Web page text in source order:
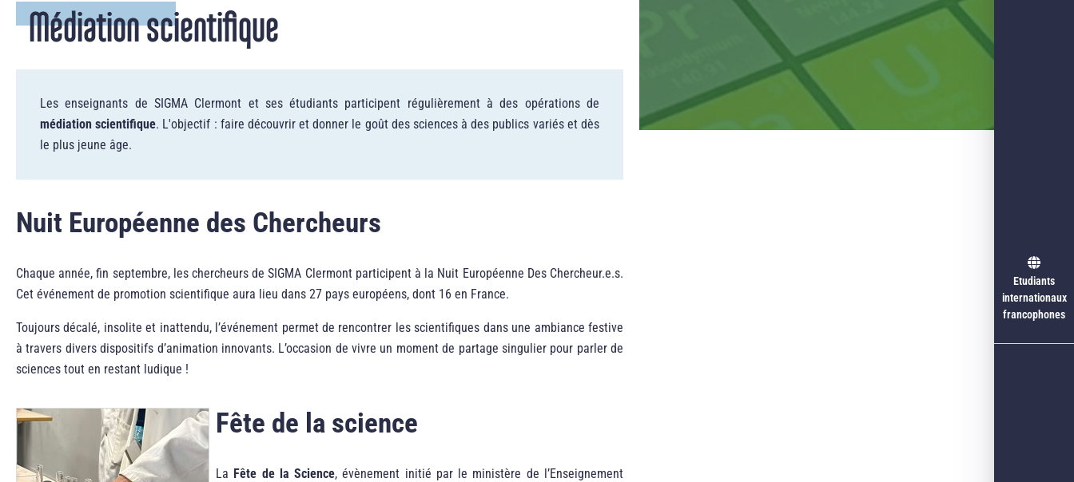
Etudiants
internationaux
francophones
Médiation scientifique
Les enseignants de SIGMA Clermont et ses étudiants participent régulièrement à des opérations de
médiation scientifique. L'objectif : faire découvrir et donner le goût des sciences à des publics variés et dès
le plus jeune âge.
Nuit Européenne des Chercheurs
Chaque année, fin septembre, les chercheurs de SIGMA Clermont participent à la Nuit Européenne Des Chercheur.e.s.
Cet événement de promotion scientifique aura lieu dans 27 pays européens, dont 16 en France.
Toujours décalé, insolite et inattendu, l’événement permet de rencontrer les scientifiques dans une ambiance festive
à travers divers dispositifs d’animation innovants. L’occasion de vivre un moment de partage singulier pour parler de
sciences tout en restant ludique !
Fête de la science
La Fête de la Science, évènement initié par le ministère de l’Enseignement